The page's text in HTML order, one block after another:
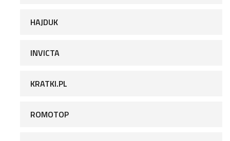
HAJDUK
INVICTA
KRATKI.PL
ROMOTOP